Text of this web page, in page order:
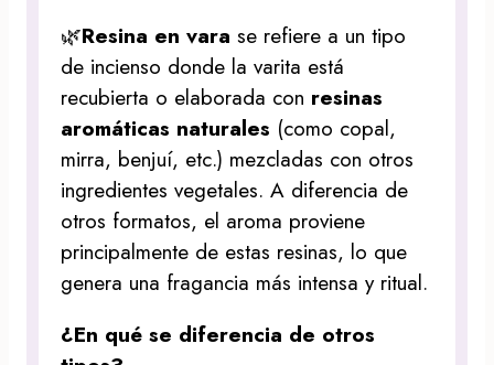
🌿Resina en vara se refiere a un tipo
de incienso donde la varita está
recubierta o elaborada con resinas
aromáticas naturales (como copal,
mirra, benjuí, etc.) mezcladas con otros
ingredientes vegetales. A diferencia de
otros formatos, el aroma proviene
principalmente de estas resinas, lo que
genera una fragancia más intensa y ritual.
¿En qué se diferencia de otros